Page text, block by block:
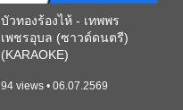
บัวทองร้องไห้ - เทพพร
เพชรอุบล (ซาวด์ดนตรี)
(KARAOKE)
94 views • 06.07.2569